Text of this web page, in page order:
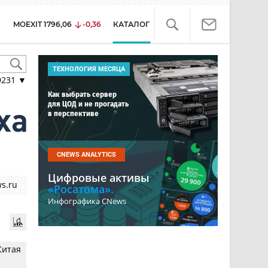
MOEXIT 1796,06 -0,36 КАТАЛОГ
▼
ТЕХНОЛОГИЯ МЕСЯЦА
Как выбрать сервер
для ЦОД и не прогадать
в перспективе
CNEWS ANALYTICS
Цифровые активы
«Росатома».
Инфографика CNews